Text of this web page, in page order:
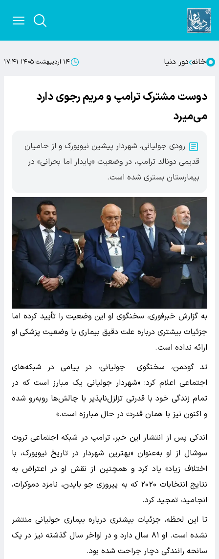
خانه دور دنیا ۱۴ اردیبهشت ۱۴۰۵ ۱۷:۴۱
دوست مشترک ترامپ و مریم رجوی دارد
می‌میرد
رودی جولیانی، شهردار پیشین نیویورک و از حامیان
قدیمی دونالد ترامپ، در وضعیت «پایدار اما بحرانی» در
بیمارستان بستری شده است.
به گزارش خبرفوری، سخنگوی او این وضعیت را تأیید کرده اما
جزئیات بیشتری درباره علت دقیق بیماری یا وضعیت پزشکی او
ارائه نداده است.
تد گودمن، سخنگوی جولیانی، در پیامی در شبکه‌های
اجتماعی اعلام کرد: «شهردار جولیانی یک مبارز است که در
تمام زندگی خود با قدرتی تزلزل‌ناپذیر با چالش‌ها روبه‌رو شده
و اکنون نیز با همان قدرت در حال مبارزه است.»
اندکی پس از انتشار این خبر، ترامپ در شبکه اجتماعی تروث
سوشال از او به‌عنوان «بهترین شهردار در تاریخ نیویورک، با
اختلاف زیاد» یاد کرد و همچنین از نقش او در اعتراض به
نتایج انتخابات ۲۰۲۰ که به پیروزی جو بایدن، نامزد دموکرات،
انجامید، تمجید کرد.
تا این لحظه، جزئیات بیشتری درباره بیماری جولیانی منتشر
نشده است. او ۸۱ سال دارد و در اواخر سال گذشته نیز در یک
سانحه رانندگی دچار جراحت شده بود.